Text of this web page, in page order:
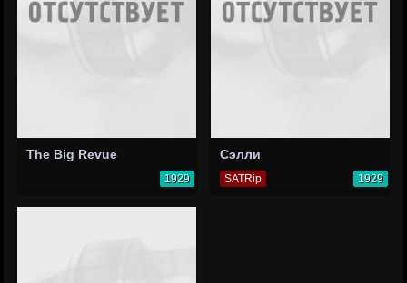
The Big Revue
1929
Сэлли
SATRip 1929